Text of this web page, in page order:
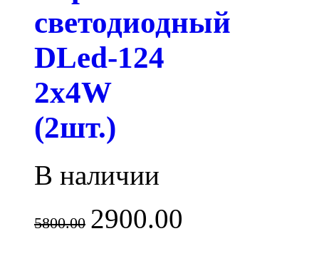
светодиодный
DLed-124
2x4W
(2шт.)
В наличии
5800.00 2900.00